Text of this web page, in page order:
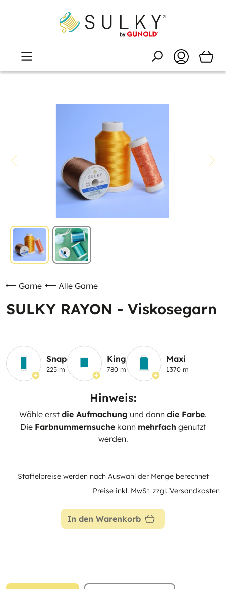
Garne Alle Garne
SULKY RAYON - Viskosegarn
Snap
225 m
King
780 m
Maxi
1370 m
Hinweis:
Wähle erst die Aufmachung und dann die Farbe.
Die Farbnummernsuchekann mehrfach genutzt
werden.
Staffelpreise werden nach Auswahl der Menge berechnet
Preise inkl. MwSt. zzgl. Versandkosten
In den Warenkorb